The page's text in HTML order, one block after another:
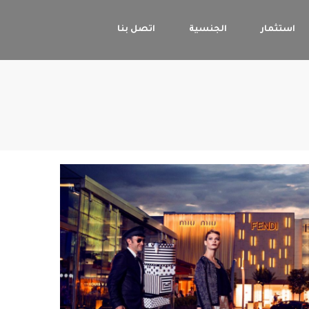
استثمار الجنسية اتصل بنا